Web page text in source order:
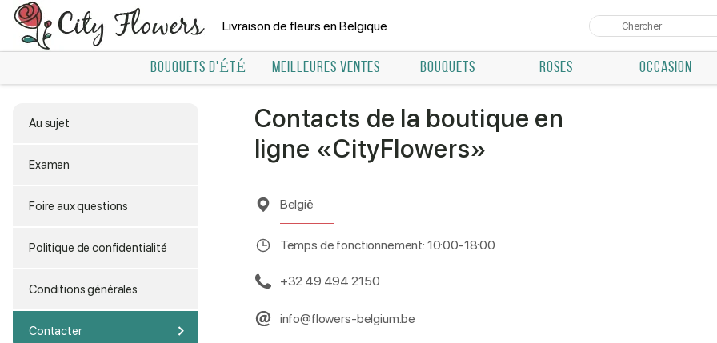
Livraison de fleurs en Belgique
BOUQUETS D'ÉTÉ MEILLEURES VENTES BOUQUETS ROSES OCCASION
Au sujet
Examen
Foire aux questions
Politique de confidentialité
Conditions générales
Contacter
Contacts de la boutique en
ligne «CityFlowers»
België
Temps de fonctionnement: 10:00-18:00
+32 49 494 2150
info@flowers-belgium.be